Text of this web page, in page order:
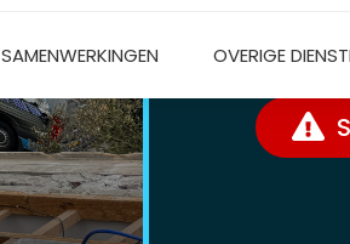
SAMENWERKINGEN OVERIGE